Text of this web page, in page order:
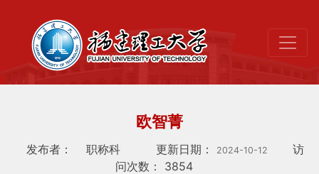
欧智菁
发布者： 职称科 更新日期： 2024-10-12
访
问次数： 3854